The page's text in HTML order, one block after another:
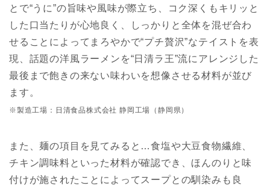
とで“うに”の旨味や風味が際立ち、コク深くもキリッと
した口当たりが心地良く、しっかりと全体を混ぜ合わ
せることによってまろやかで“プチ贅沢”なテイストを表
現、話題の洋風ラーメンを“日清ラ王”流にアレンジした
最後まで飽きの来ない味わいを想像させる材料が並び
ます。
※製造工場：日清食品株式会社 静岡工場（静岡県）
また、麺の項目を見てみると…食塩や大豆食物繊維、
チキン調味料といった材料が確認でき、ほんのりと味
付けが施されたことによってスープとの馴染みも良